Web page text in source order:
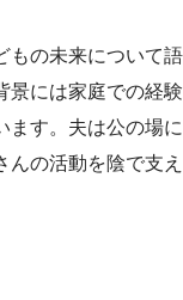
もの未来について語
景には家庭での経験
ます。夫は公の場に
の活動を陰で支え